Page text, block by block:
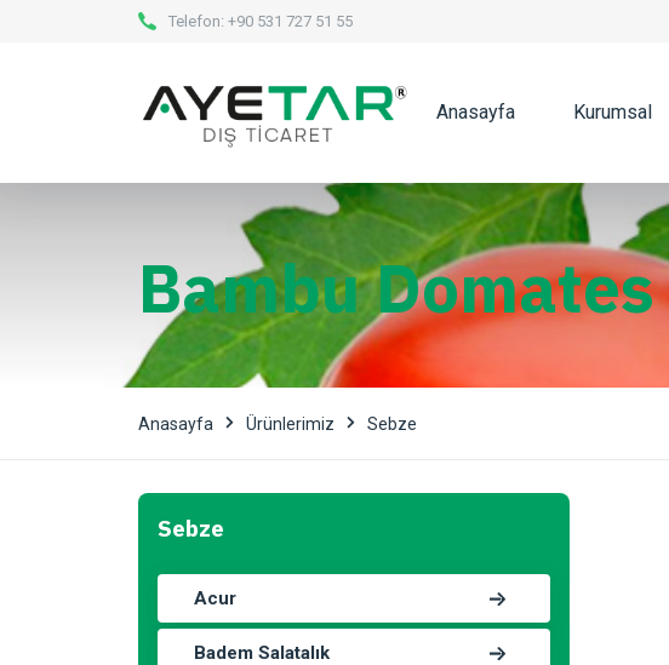
Telefon: +90 531 727 51 55
Anasayfa Kurumsal
Bambu Domates
Anasayfa Ürünlerimiz Sebze
Sebze
Acur
Badem Salatalık